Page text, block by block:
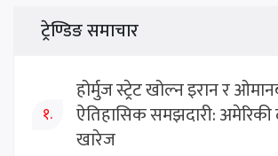
ट्रेण्डिङ समाचार
१.
होर्मुज स्ट्रेट खोल्न इरान र
ऐतिहासिक समझदारी: अमेरिकी
खारेज